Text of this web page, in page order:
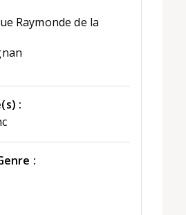
Raymonde de la
:
: